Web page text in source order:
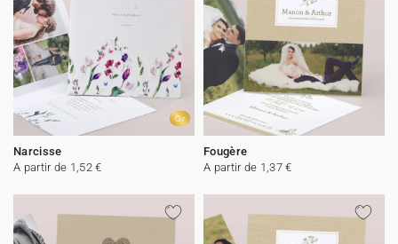
Or
Narcisse
A partir de 1,52 €
Fougère
A partir de 1,37 €